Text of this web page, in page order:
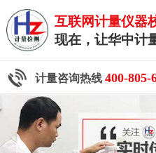
互联网计量仪器
现在，让华中计
计量咨询热线 400-805-